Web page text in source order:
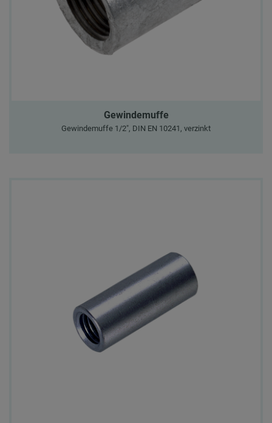
Gewindemuffe
Gewindemuffe 1/2", DIN EN 10241, verzinkt